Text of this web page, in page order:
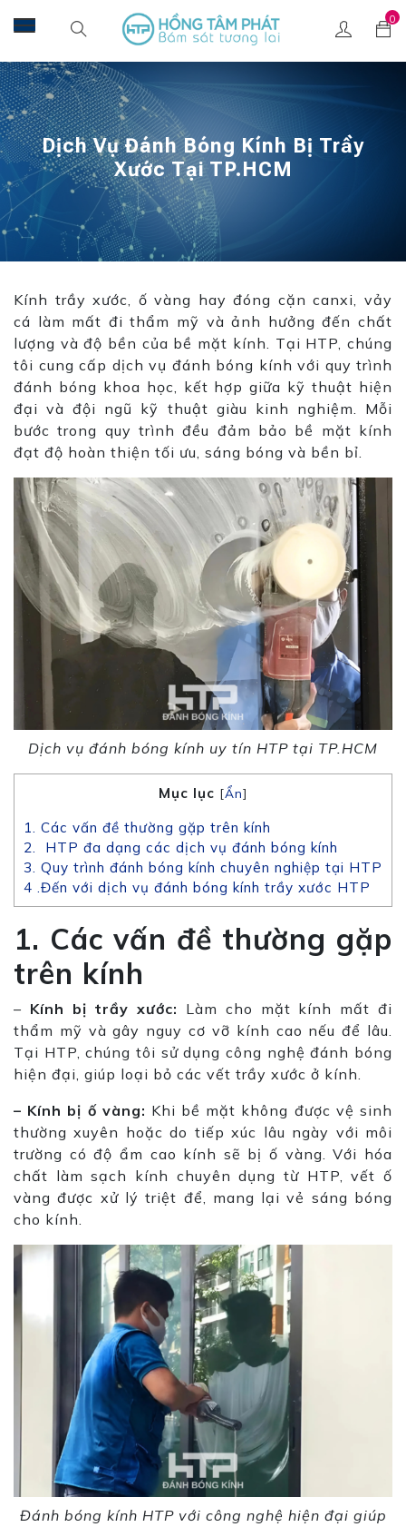
0
Dịch Vụ Đánh Bóng Kính Bị Trầy
Xước Tại TP.HCM
Kính trầy xước, ố vàng hay đóng cặn canxi, vảy
cá làm mất đi thẩm mỹ và ảnh hưởng đến chất
lượng và độ bền của bề mặt kính. Tại HTP, chúng
tôi cung cấp dịch vụ đánh bóng kính với quy trình
đánh bóng khoa học, kết hợp giữa kỹ thuật hiện
đại và đội ngũ kỹ thuật giàu kinh nghiệm. Mỗi
bước trong quy trình đều đảm bảo bề mặt kính
đạt độ hoàn thiện tối ưu, sáng bóng và bền bỉ.
Dịch vụ đánh bóng kính uy tín HTP tại TP.HCM
Mục lục [Ẩn]
1. Các vấn đề thường gặp trên kính
2. HTP đa dạng các dịch vụ đánh bóng kính
3. Quy trình đánh bóng kính chuyên nghiệp tại HTP
4 .Đến với dịch vụ đánh bóng kính trầy xước HTP
1. Các vấn đề thường gặp
trên kính
– Kính bị trầy xước: Làm cho mặt kính mất đi
thẩm mỹ và gây nguy cơ vỡ kính cao nếu để lâu.
Tại HTP, chúng tôi sử dụng công nghệ đánh bóng
hiện đại, giúp loại bỏ các vết trầy xước ở kính.
– Kính bị ố vàng: Khi bề mặt không được vệ sinh
thường xuyên hoặc do tiếp xúc lâu ngày với môi
trường có độ ẩm cao kính sẽ bị ố vàng. Với hóa
chất làm sạch kính chuyên dụng từ HTP, vết ố
vàng được xử lý triệt để, mang lại vẻ sáng bóng
cho kính.
Đánh bóng kính HTP với công nghệ hiện đại giúp